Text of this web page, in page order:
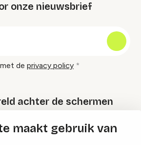
maakt gebruik van
onze nieuwsbrief
de privacy policy
achter de schermen
Festival Specials